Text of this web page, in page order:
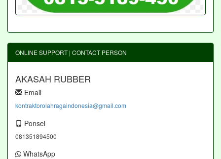
ONLINE SUPPORT | CONTACT PERSON
AKASAH RUBBER
Email
kontraktorolahragaindonesia@gmail.com
Ponsel
081351894500
WhatsApp